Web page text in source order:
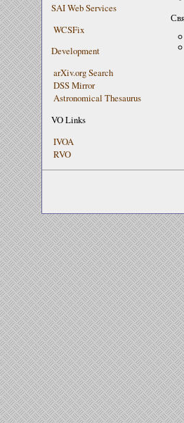
SAI Web Services
WCSFix
Development
arXiv.org Search
DSS Mirror
Astronomical Thesaurus
VO Links
IVOA
RVO